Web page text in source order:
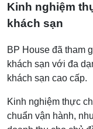
Kinh nghiệm
khách sạn
BP House đã tham
khách sạn với đa
khách sạn cao cấp.
Kinh nghiệm thực
chuẩn vận hành,